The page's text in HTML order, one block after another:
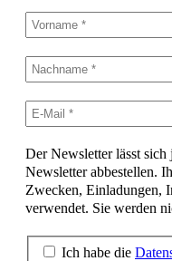
Der Newsletter lässt
Newsletter abbestellen.
Zwecken, Einladungen,
verwendet. Sie werden
Ich habe die